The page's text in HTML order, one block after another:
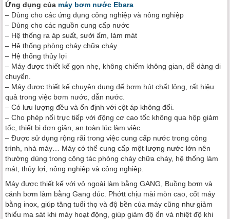
Ứng dụng của máy bơm nước Ebara
– Dùng cho các ứng dụng công nghiệp và nông nghiệp
– Dùng cho các nguồn cung cấp nước
– Hệ thống ra áp suất, sưởi ấm, làm mát
– Hệ thống phòng cháy chữa cháy
– Hệ thống thủy lợi
– Máy được thiết kế gọn nhẹ, không chiếm không gian, dễ dàng di
chuyển.
– Máy được thiết kế chuyên dụng để bơm hút chất lỏng, rất hiệu
quả trong việc bơm nước, dẫn nước.
– Có lưu lượng đều và ổn định với cột áp không đổi.
– Cho phép nối trực tiếp với động cơ cao tốc không qua hộp giảm
tốc, thiết bị đơn giản, an toàn lúc làm việc.
– Được sử dụng rộng rãi trong việc cung cấp nước trong công
trình, nhà máy… Máy có thể cung cấp một lượng nước lớn nên
thường dùng trong công tác phòng cháy chữa cháy, hệ thống làm
mát, thủy lợi, nông nghiệp và công nghiệp.
Máy được thiết kế với vỏ ngoài làm bằng GANG, Buồng bơm và
cánh bơm làm bằng Gang đúc. Phớtt chịu mài mòn cao, cốt máy
bằng inox, giúp tăng tuổi thọ và độ bền của máy cũng như giảm
thiểu ma sát khi máy hoạt động, giúp giảm độ ổn và nhiệt độ khi